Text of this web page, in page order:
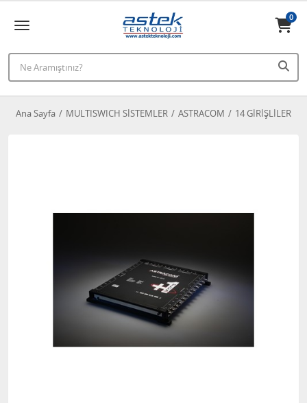
0
Ana Sayfa MULTISWICH SİSTEMLER ASTRACOM 14 GİRİŞLİLER